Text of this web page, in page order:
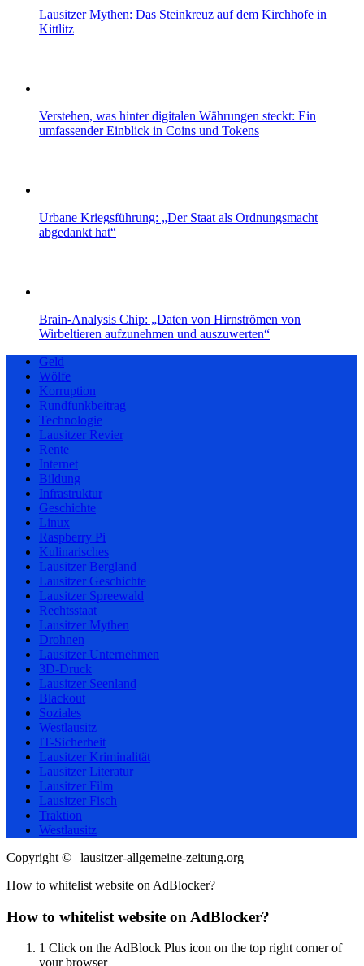
Lausitzer Mythen: Das Steinkreuz auf dem Kirchhofe in
Kittlitz
Verstehen, was hinter digitalen Währungen steckt: Ein
umfassender Einblick in Coins und Tokens
Urbane Kriegsführung: „Der Staat als Ordnungsmacht
abgedankt hat“
Brain-Analysis Chip: „Daten von Hirnströmen von
Wirbeltieren aufzunehmen und auszuwerten“
Geld
Wölfe
Korruption
Rundfunkbeitrag
Technologie
Lausitzer Revier
Rente
Internet
Bildung
Infrastruktur
Geschichte
Linux
Raspberry Pi
Kulinarisches
Lausitzer Bergland
Lausitzer Geschichte
Lausitzer Spreewald
Rechtsstaat
Lausitzer Mythen
Drohnen
Lausitzer Unternehmen
3D-Druck
Lausitzer Seenland
Blackout
Soziales
Westlausitz
IT-Sicherheit
Lausitzer Kriminalität
Lausitzer Literatur
Lausitzer Film
Lausitzer Fisch
Traktion
Westlausitz
Copyright © | lausitzer-allgemeine-zeitung.org
How to whitelist website on AdBlocker?
How to whitelist website on AdBlocker?
1 Click on the AdBlock Plus icon on the top right corner of
your browser